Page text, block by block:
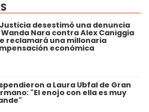
Justicia desestimó una denuncia
Wanda Nara contra Alex Caniggia
reclamará una millonaria
económica
a Laura Ubfal de Gran
"El enojo con ella es muy